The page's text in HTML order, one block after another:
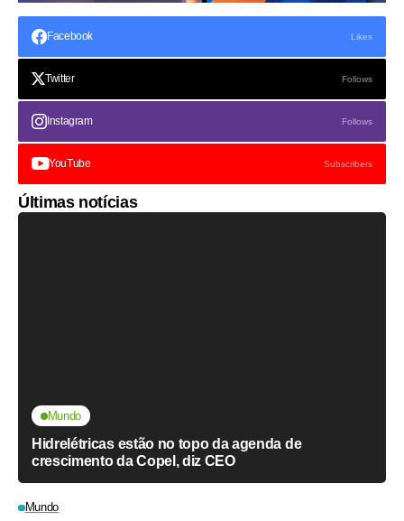
Facebook Likes
Twitter Follows
Instagram Follows
YouTube Subscribers
Últimas notícias
Mundo
Hidrelétricas estão no topo da agenda de
crescimento da Copel, diz CEO
Mundo